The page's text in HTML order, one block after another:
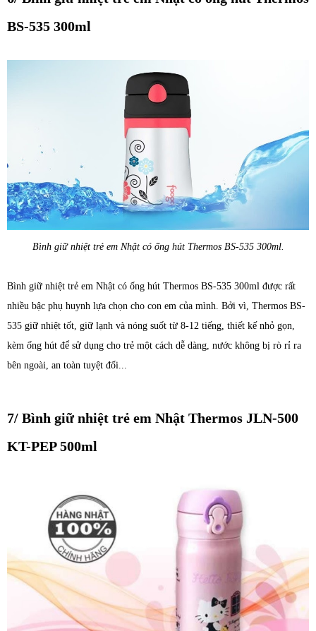
BS-535 300ml
Bình giữ nhiệt trẻ em Nhật có ống hút Thermos BS-535 300ml.
Bình giữ nhiệt trẻ em Nhật có ống hút Thermos BS-535 300ml được rất
nhiều bậc phụ huynh lựa chọn cho con em của mình. Bởi vì, Thermos BS-
535 giữ nhiệt tốt, giữ lạnh và nóng suốt từ 8-12 tiếng, thiết kế nhỏ gọn,
kèm ống hút để sử dụng cho trẻ một cách dễ dàng, nước không bị rò rỉ ra
bên ngoài, an toàn tuyệt đối...
7/ Bình giữ nhiệt trẻ em Nhật Thermos JLN-500
KT-PEP 500ml